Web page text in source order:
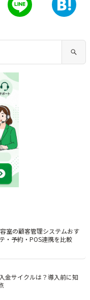
室の顧客管理システムおす
・予約・POS連携を比較
金サイクルは？導入前に知